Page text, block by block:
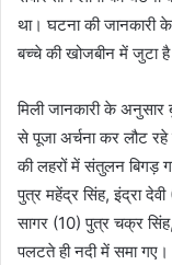
था। घटना की जानकारी
बच्चे की खोजबीन में जुटा
मिली जानकारी के अनुसार
से पूजा अर्चना कर लौट रहे
की लहरों में संतुलन बिगड़
पुत्र महेंद्र सिंह, इंद्रा
सागर (10) पुत्र चक्र
पलटते ही नदी में समा